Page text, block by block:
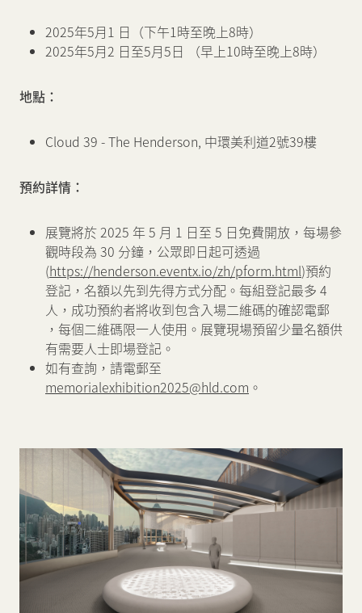
2025年5月1 日（下午1時至晚上8時）
2025年5月2 日至5月5日 （早上10時至晚上8時）
地點：
Cloud 39 - The Henderson, 中環美利道2號39樓
預約詳情：
展覽將於 2025 年 5 月 1 日至 5 日免費開放，每場參
觀時段為 30 分鐘，公眾即日起可透過
(https://henderson.eventx.io/zh/pform.html)預約
登記，名額以先到先得方式分配。每組登記最多 4
人，成功預約者將收到包含入場二維碼的確認電郵
，每個二維碼限一人使用。展覽現場預留少量名額供
有需要人士即場登記。
如有查詢，請電郵至
memorialexhibition2025@hld.com 。